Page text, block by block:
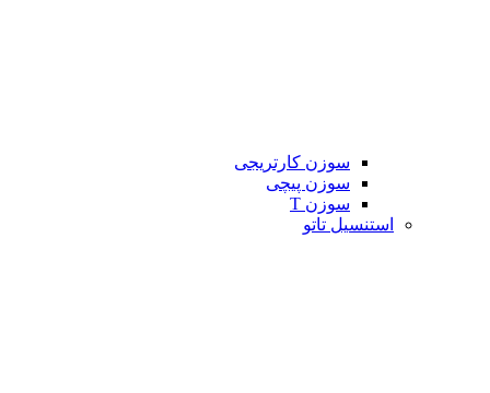
سوزن کارتریجی
سوزن پیچی
سوزن T
استنسیل تاتو